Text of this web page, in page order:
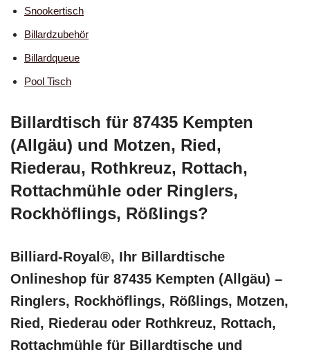
Snookertisch
Billardzubehör
Billardqueue
Pool Tisch
Billardtisch für 87435 Kempten
(Allgäu) und Motzen, Ried,
Riederau, Rothkreuz, Rottach,
Rottachmühle oder Ringlers,
Rockhöflings, Rößlings?
Billiard-Royal®, Ihr Billardtische
Onlineshop für 87435 Kempten (Allgäu) –
Ringlers, Rockhöflings, Rößlings, Motzen,
Ried, Riederau oder Rothkreuz, Rottach,
Rottachmühle für Billardtische und